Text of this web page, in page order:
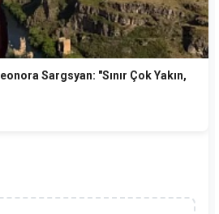
Sargsyan: "Sınır Çok Yakın,